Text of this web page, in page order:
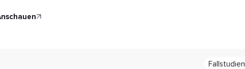
anschauen
Fallstudien